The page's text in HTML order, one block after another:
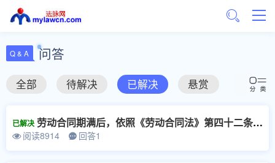
Q & A 问答
全部 待解决 已解决 悬赏
已解决 劳动合同期满后，依照《劳动合同法》第四十二条的规定双方合同关系依法延续，劳动者能否请求用人单位支付延续期间未签订劳动合同的二倍工资？
阅读8914 回答1